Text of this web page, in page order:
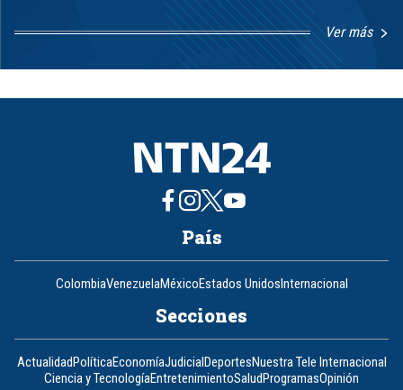
Ver más
1
8
País
ColombiaVenezuelaMéxicoEstados UnidosInternacional
Secciones
ActualidadPolíticaEconomíaJudicialDeportesNuestra Tele Internacional
Ciencia y TecnologíaEntretenimientoSaludProgramasOpinión